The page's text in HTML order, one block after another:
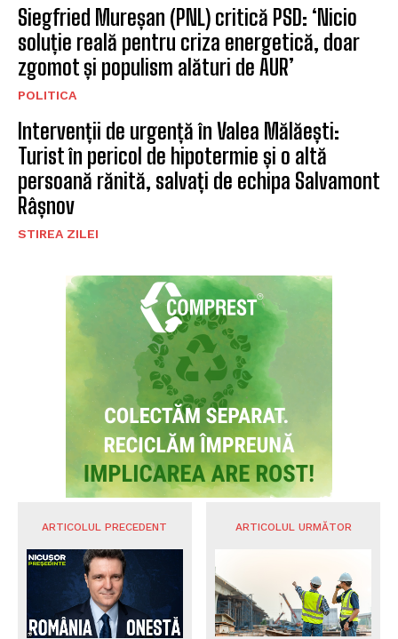
Controversa ‘vacanței de lux’ lovește familia
lui Radu Miruță: ‘Părinții mei au venit cu noi.
Mi-au dat banii, săracii. Nu m-au crezut’
POLITICA
Radu Miruță anunță în cadrul „Operațiunii
barja pe Dunăre”: Nivelul apei a crescut cu 8
centimetri
POLITICA
Siegfried Mureșan (PNL) critică PSD: ‘Nicio
zgomot și populism alături de AUR’
Intervenții de urgență în Valea Mălăești:
Turist în pericol de hipotermie și o altă
persoană rănită, salvați de echipa Salvamont